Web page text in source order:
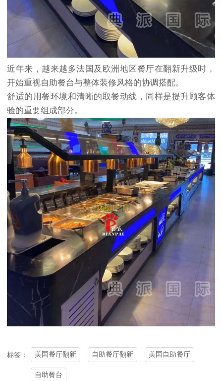
近年来，越来越多法国及欧洲地区餐厅在翻新升级时，
开始重视自助餐台与整体装修风格的协调搭配。
舒适的用餐环境和清晰的取餐动线，同样是提升顾客体
验的重要组成部分。
标签： 美国餐厅翻新 自助餐厅翻新 美国自助餐厅
自助餐台